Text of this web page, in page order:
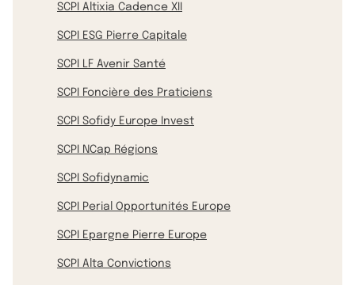
SCPI Altixia Cadence XII
SCPI ESG Pierre Capitale
SCPI LF Avenir Santé
SCPI Foncière des Praticiens
SCPI Sofidy Europe Invest
SCPI NCap Régions
SCPI Sofidynamic
SCPI Perial Opportunités Europe
SCPI Epargne Pierre Europe
SCPI Alta Convictions